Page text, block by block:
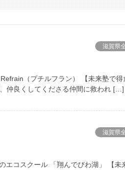
滋賀県
（プチルフラン） 【未来塾で得
仲良くしてくださる仲間に救われ […]
滋賀県
エコスクール 「翔んでびわ湖」 【未